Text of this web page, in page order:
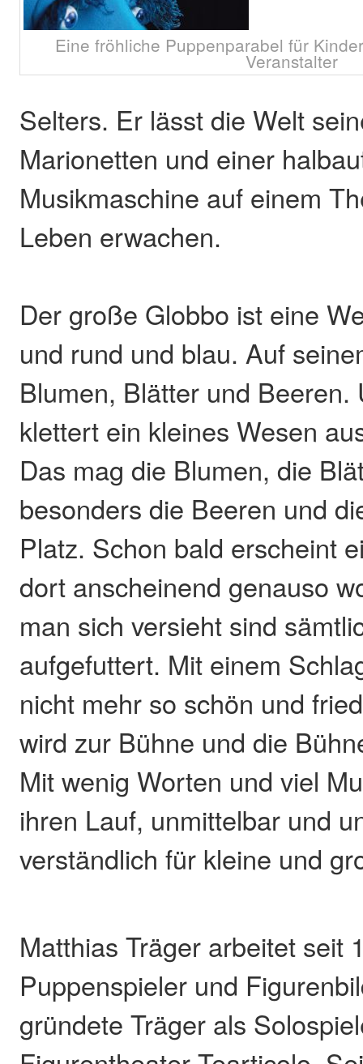
Eine fröhliche Puppenparabel für
Veranstalter
Selters. Er lässt die Welt
Marionetten und einer
Musikmaschine auf einem
Leben erwachen.
Der große Globbo ist eine
und rund und blau. Auf
Blumen, Blätter und Beeren.
klettert ein kleines Wesen
Das mag die Blumen, die
besonders die Beeren und
Platz. Schon bald erscheint
dort anscheinend genauso
man sich versieht sind
aufgefuttert. Mit einem
nicht mehr so schön und
wird zur Bühne und die
Mit wenig Worten und viel
ihren Lauf, unmittelbar und
verständlich für kleine und
Matthias Träger arbeitet seit
Puppenspieler und
gründete Träger als